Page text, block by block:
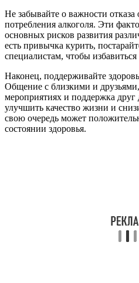
Не забывайте о важности
потребления алкоголя. Эти
основных рисков развития
есть привычка курить,
специалистам, чтобы
Наконец, поддерживайте
Общение с близкими и
мероприятиях и поддержка друг
улучшить качество жизни и
свою очередь может
состоянии здоровья.